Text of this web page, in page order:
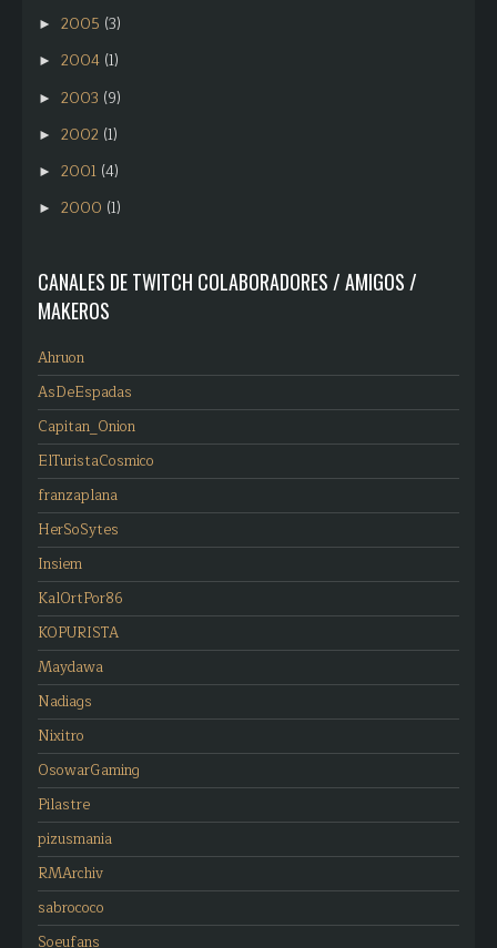
► 2005 (3)
► 2004 (1)
► 2003 (9)
► 2002 (1)
► 2001 (4)
► 2000 (1)
CANALES DE TWITCH COLABORADORES / AMIGOS /
MAKEROS
Ahruon
AsDeEspadas
Capitan_Onion
ElTuristaCosmico
franzaplana
HerSoSytes
Insiem
KalOrtPor86
KOPURISTA
Maydawa
Nadiags
Nixitro
OsowarGaming
Pilastre
pizusmania
RMArchiv
sabrococo
Soeufans